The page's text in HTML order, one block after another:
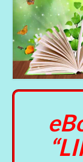
CHI SIAMO
SOCIAL
SOSTIENICI